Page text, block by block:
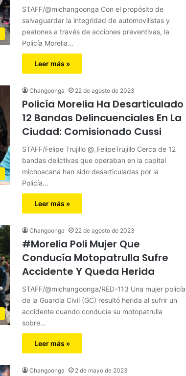
STAFF/@michangoonga Con el propósito de
salvaguardar la integridad de automovilistas y
peatones a través de acciones preventivas, la
Policía Morelia…
Leer más »
Changoonga 22 de agosto de 2023
Policía Morelia Ha Desarticulado
12 Bandas Delincuenciales En La
Ciudad: Comisionado Cussi
STAFF/Felipe Trujillo @_FelipeTrujillo Cerca de 12
bandas delictivas que operaban en la capital
michoacana han sido desarticuladas por la
Policía…
Leer más »
Changoonga 22 de agosto de 2023
#Morelia Poli Mujer Que
Conducía Motopatrulla Sufre
Accidente Y Queda Herida
STAFF/@michangoonga/RED-113 Una mujer policía
de la Guardia Civil (GC) resultó herida al sufrir un
accidente cuando conducía su motopatrulla
sobre…
Leer más »
Changoonga 2 de mayo de 2023